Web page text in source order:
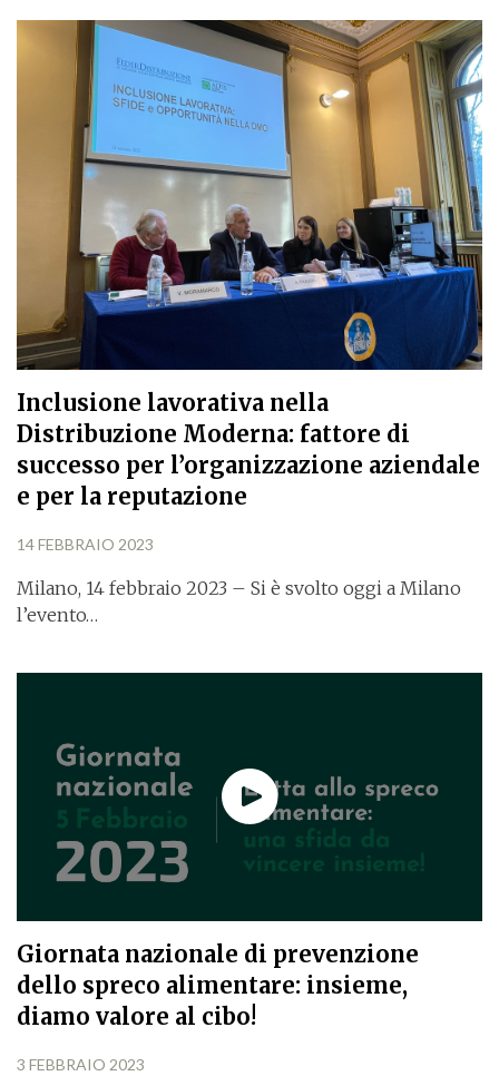
Inclusione lavorativa nella
Distribuzione Moderna: fattore di
successo per l’organizzazione aziendale
e per la reputazione
14 FEBBRAIO 2023
Milano, 14 febbraio 2023 – Si è svolto oggi a Milano
l’evento…
Giornata nazionale di prevenzione
dello spreco alimentare: insieme,
diamo valore al cibo!
3 FEBBRAIO 2023